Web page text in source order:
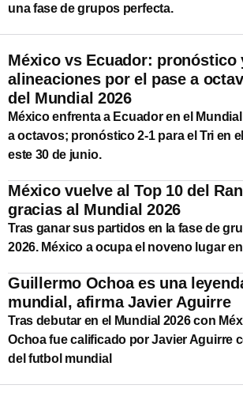
una fase de grupos perfecta.
México vs Ecuador: pronóstico
alineaciones por el pase a
del Mundial 2026
México enfrenta a Ecuador en el
a octavos; pronóstico 2-1 para el Tri en
este 30 de junio.
México vuelve al Top 10 del
gracias al Mundial 2026
Tras ganar sus partidos en la fase de
2026. México a ocupa el noveno lugar
Guillermo Ochoa es una
mundial, afirma Javier Aguirre
Tras debutar en el Mundial 2026 con
Ochoa fue calificado por Javier Aguirre
del futbol mundial